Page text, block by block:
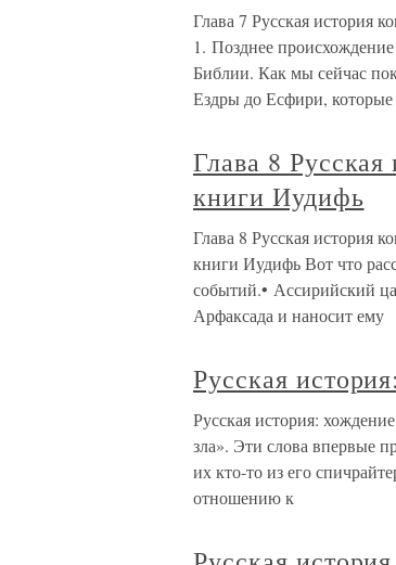
Глава 7 Русская история
1. Позднее
Библии. Как мы сейчас
Ездры до Есфири, которые
Глава 8
книги Иудифь
Глава 8 Русская история
книги Иудифь Вот что
событий.• Ассирийский
Арфаксада и наносит ему
Русская
Русская история:
зла». Эти слова впервые
их кто-то из его
отношению к